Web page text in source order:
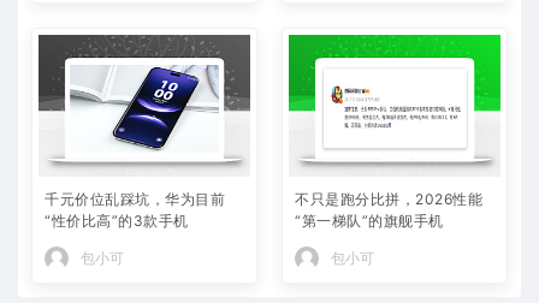
千元价位乱踩坑，华为目前
“性价比高”的3款手机
包小可
不只是跑分比拼，2026性能
“第一梯队”的旗舰手机
包小可